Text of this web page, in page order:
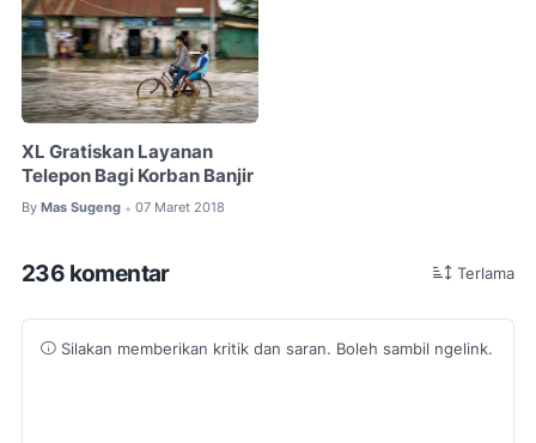
XL Gratiskan Layanan
Telepon Bagi Korban Banjir
By Mas Sugeng • 07 Maret 2018
236 komentar Terlama
Silakan memberikan kritik dan saran. Boleh sambil ngelink.